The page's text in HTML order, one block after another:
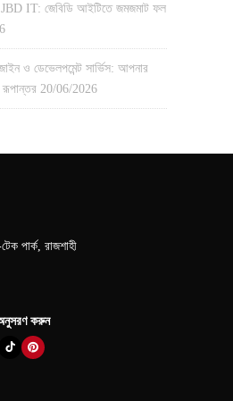
IT: জেবিডি আইটিতে জমজমাট ফল
ও ডেভেলপমেন্ট সার্ভিস: আপনার
রূপান্তর 20/06/2026
পার্ক, রাজশাহী
অনুসরণ করুন